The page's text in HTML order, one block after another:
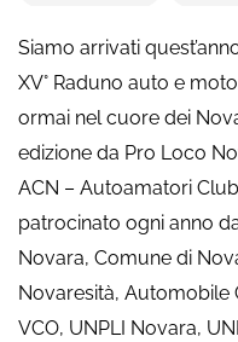
Siamo arrivati
XV° Raduno auto e
ormai nel cuore dei
edizione da Pro Loco
ACN – Autoamatori
patrocinato ogni anno
Novara, Comune di
Novaresità, Automobile
VCO, UNPLI Novara,